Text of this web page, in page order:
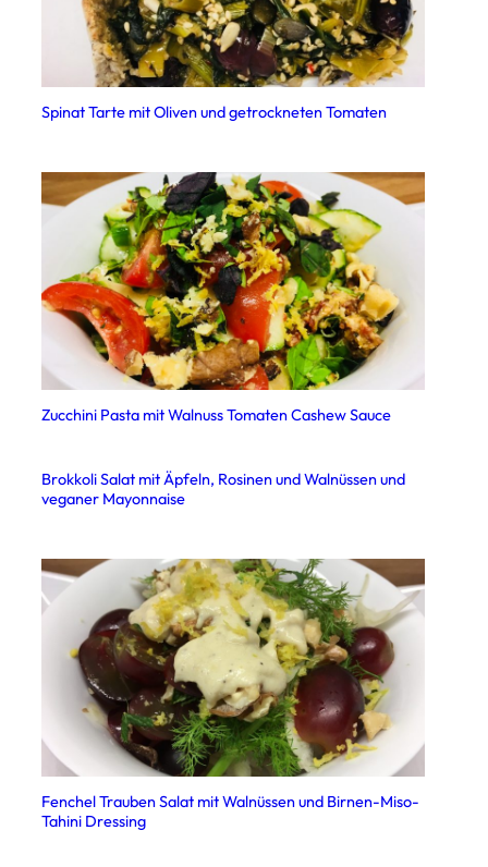
Spinat Tarte mit Oliven und getrockneten Tomaten
Zucchini Pasta mit Walnuss Tomaten Cashew Sauce
Brokkoli Salat mit Äpfeln, Rosinen und Walnüssen und
veganer Mayonnaise
Fenchel Trauben Salat mit Walnüssen und Birnen-Miso-
Tahini Dressing